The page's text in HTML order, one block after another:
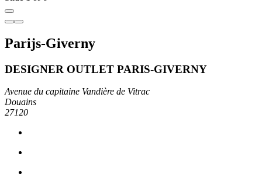
Parijs-Giverny
DESIGNER OUTLET PARIS-GIVERNY
Avenue du capitaine Vandière de Vitrac
Douains
27120